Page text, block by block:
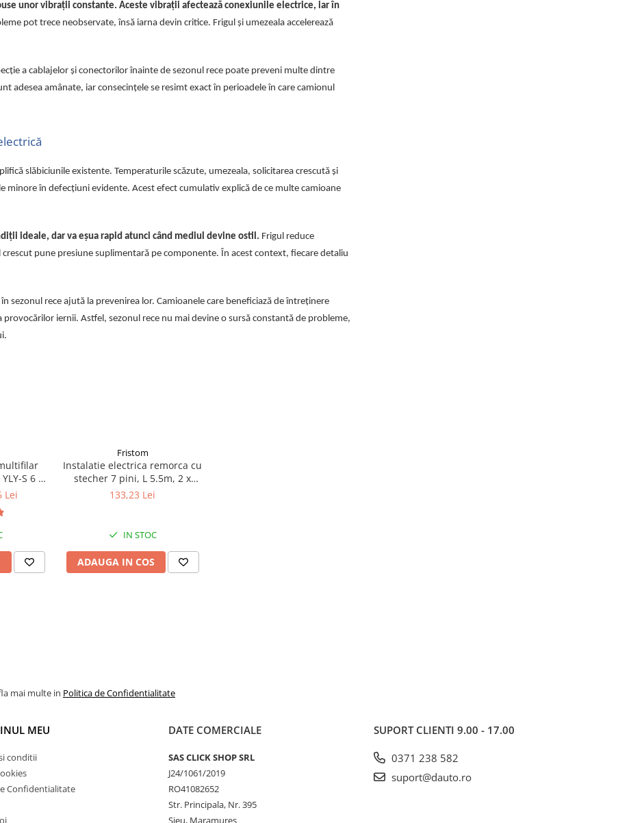
unor vibrații constante. Aceste vibrații afectează conexiunile electrice, iar în
pot trece neobservate, însă iarna devin critice. Frigul și umezeala accelerează
a cablajelor și conectorilor înainte de sezonul rece poate preveni multe dintre
adesea amânate, iar consecințele se resimt exact în perioadele în care camionul
slăbiciunile existente. Temperaturile scăzute, umezeala, solicitarea crescută și
în defecțiuni evidente. Acest efect cumulativ explică de ce multe camioane
ideale, dar va eșua rapid atunci când mediul devine ostil. Frigul reduce
pune presiune suplimentară pe componente. În acest context, fiecare detaliu
sezonul rece ajută la prevenirea lor. Camioanele care beneficiază de întreținere
iernii. Astfel, sezonul rece nu mai devine o sursă constantă de probleme,
S 6 x
Lei
Fristom
Instalatie electrica remorca cu
stecher 7 pini, L 5.5m, 2 x
mufa 5 pini baioneta, 2 x 4m
133,23 Lei
IN STOC
ADAUGA IN COS
mai multe in Politica de Confidentialitate
MEU
conditii
Confidentialitate
DATE COMERCIALE
SAS CLICK SHOP SRL
J24/1061/2019
RO41082652
Str. Principala, Nr. 395
Sieu, Maramures
SUPORT CLIENTI 9.00 - 17.00
0371 238 582
suport@dauto.ro